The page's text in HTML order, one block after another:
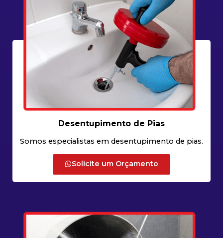
Desentupimento de Pias
Somos especialistas em desentupimento de pias.
Solicite um Orçamento